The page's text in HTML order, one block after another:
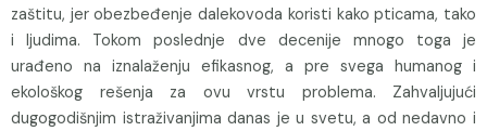
zaštitu, jer obezbeđenje dalekovoda koristi kako pticama, tako
i ljudima. Tokom poslednje dve decenije mnogo toga je
urađeno na iznalaženju efikasnog, a pre svega humanog i
ekološkog rešenja za ovu vrstu problema. Zahvaljujući
dugogodišnjim istraživanjima danas je u svetu, a od nedavno i